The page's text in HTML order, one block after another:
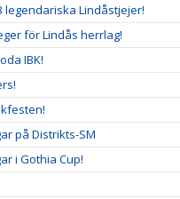
legendariska Lindåstjejer!
för Lindås herrlag!
IBK!
på Distrikts-SM
i Gothia Cup!